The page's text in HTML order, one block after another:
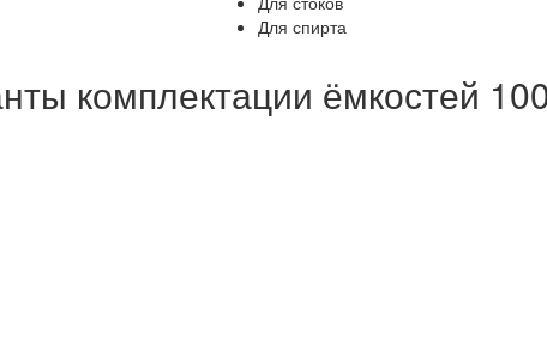
Для спирта
комплектации ёмкостей